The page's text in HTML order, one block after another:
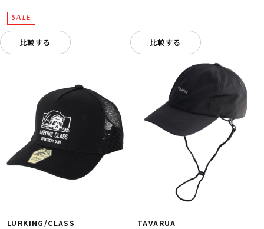
比較する 比較する
LURKING/CLASS TAVARUA